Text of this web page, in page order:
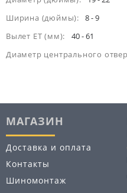
Ширина (дюймы):
8 - 9
Вылет ET (мм):
40 - 61
Диаметр центрального
МАГАЗИН
Доставка и оплата
Контакты
Шиномонтаж